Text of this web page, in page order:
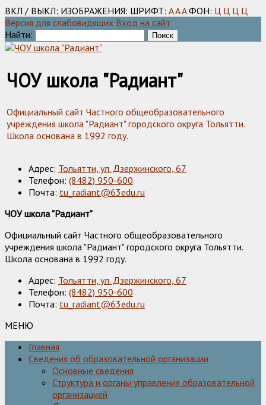
ВКЛ / ВЫКЛ: ИЗОБРАЖЕНИЯ: ШРИФТ: AAA ФОН: Ц Ц Ц Ц
Версия для слабовидящих Вход на сайт
Найти:
ЧОУ школа "Радиант"
Официальный сайт Частного общеобразовательного
учреждения школа "Радиант" городского округа Тольятти.
Школа основана в 1992 году.
Адрес: Тольятти, ул. Дзержинского, 67
Телефон: (8482) 950-600
Почта: tu_radiant@63edu.ru
ЧОУ школа "Радиант"
Официальный сайт Частного общеобразовательного
учреждения школа "Радиант" городского округа Тольятти.
Школа основана в 1992 году.
Адрес: Тольятти, ул. Дзержинского, 67
Телефон: (8482) 950-600
Почта: tu_radiant@63edu.ru
МЕНЮ
Главная
Сведения об образовательной организации
Основные сведения
Структура и органы управления образовательной
организацией